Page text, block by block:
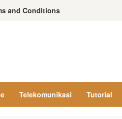
and Conditions
Telekomunikasi Tutorial